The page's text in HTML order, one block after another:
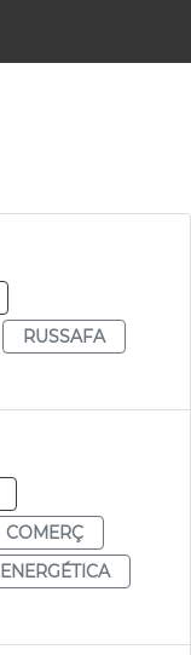
RUSSAFA
COMERÇ